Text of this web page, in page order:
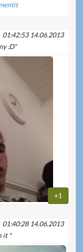
01:42:53 14.06.2013
:D"
+1
01:40:28 14.06.2013
it "